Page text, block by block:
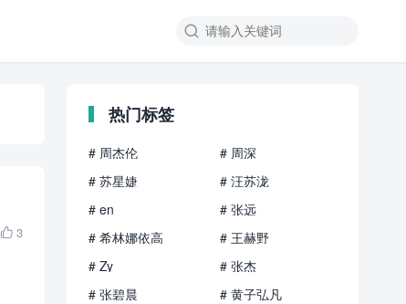

 3
热门标签
# 周杰伦
# 周深
# 苏星婕
# 汪苏泷
# en
# 张远
# 希林娜依高
# 王赫野
# Zy
# 张杰
# 张碧晨
# 黄子弘凡